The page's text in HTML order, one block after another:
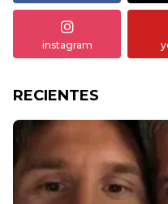
instagram
RECIENTES